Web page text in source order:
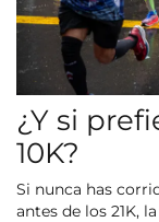
¿Y si
10K?
Si nunca has
antes de los 21K,